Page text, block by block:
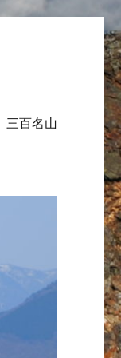
三百名山